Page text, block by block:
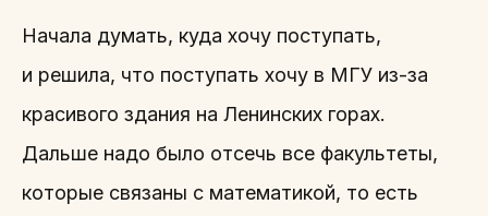
Начала думать, куда хочу поступать,
и решила, что поступать хочу в МГУ из-за
красивого здания на Ленинских горах.
Дальше надо было отсечь все факультеты,
которые связаны с математикой, то есть